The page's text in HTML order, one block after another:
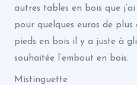
autres tables en bois que
pour quelques euros de
pieds en bois il y a juste à
souhaitée l’embout en bois.
Mistinguette